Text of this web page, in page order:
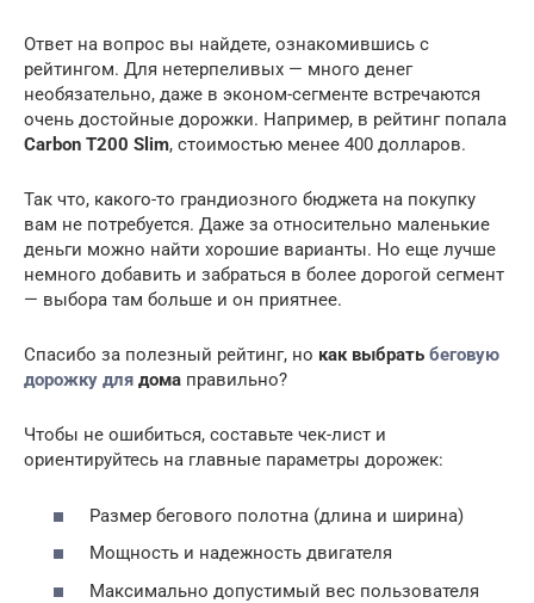
Ответ на вопрос вы найдете, ознакомившись с
рейтингом. Для нетерпеливых — много денег
необязательно, даже в эконом-сегменте встречаются
очень достойные дорожки. Например, в рейтинг попала
Carbon T200 Slim, стоимостью менее 400 долларов.
Так что, какого-то грандиозного бюджета на покупку
вам не потребуется. Даже за относительно маленькие
деньги можно найти хорошие варианты. Но еще лучше
немного добавить и забраться в более дорогой сегмент
— выбора там больше и он приятнее.
Спасибо за полезный рейтинг, но как выбрать беговую
дорожку для дома правильно?
Чтобы не ошибиться, составьте чек-лист и
ориентируйтесь на главные параметры дорожек:
Размер бегового полотна (длина и ширина)
Мощность и надежность двигателя
Максимально допустимый вес пользователя